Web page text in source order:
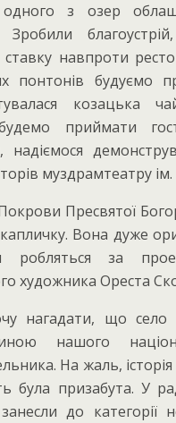
з озер
Зробили
навпроти
понтонів будуємо
козацька
приймати
надіємося
муздрамтеатру
Пресвятої
Вона дуже
робляться за
художника Ореста
нагадати, що село
нашого
На жаль,
була призабута. У
до категорії